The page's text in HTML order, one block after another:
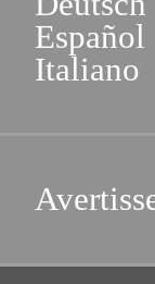
Español
Italiano